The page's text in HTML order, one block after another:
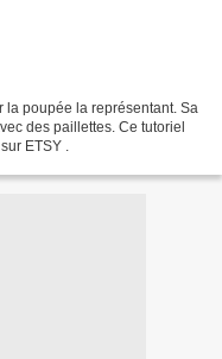
la poupée la représentant. Sa
des paillettes. Ce tutoriel
ETSY .